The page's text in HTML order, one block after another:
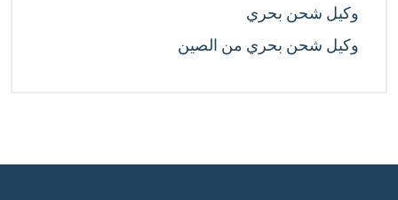
وكيل شحن بحري
وكيل شحن بحري من الصين